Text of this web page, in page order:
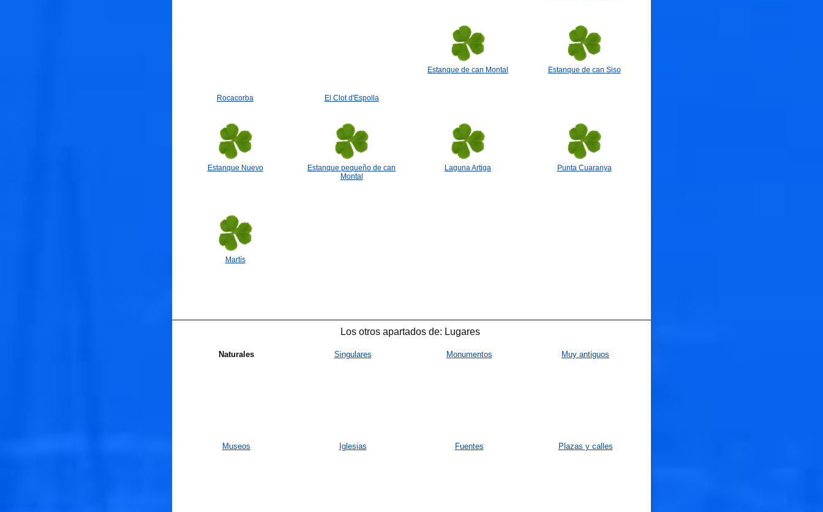
Rocacorba El Clot d'Espolla
Estanque de can Montal Estanque de can Siso
Estanque Nuevo
Estanque pequeño de can
Montal
Laguna Artiga Punta Cuaranya
Martís
Los otros apartados de: Lugares
Naturales Singulares Monumentos Muy antiguos
Museos Iglesias Fuentes Plazas y calles